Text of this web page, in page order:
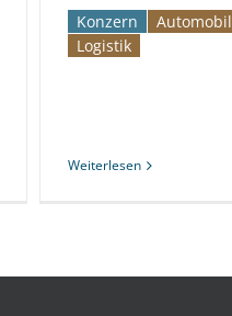
Konzern
Automobil­­
Logistik
Weiterlesen